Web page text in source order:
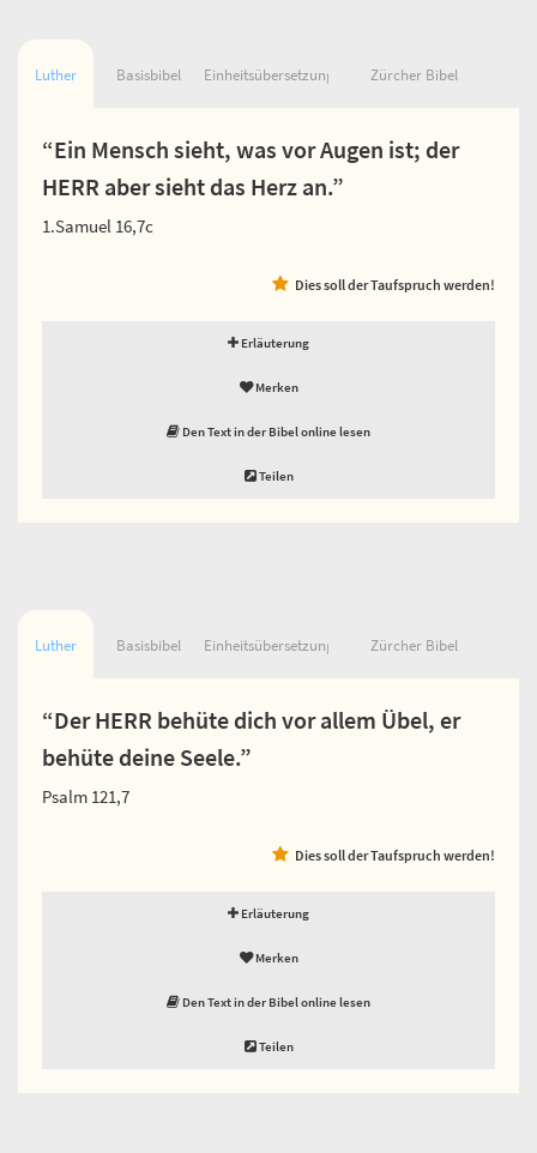
Luther Basisbibel Einheitsübersetzung Zürcher Bibel
“Ein Mensch sieht, was vor Augen ist; der
HERR aber sieht das Herz an.”
1.Samuel 16,7c
Dies soll der Taufspruch werden!
Erläuterung
Merken
Den Text in der Bibel online lesen
Teilen
Luther Basisbibel Einheitsübersetzung Zürcher Bibel
“Der HERR behüte dich vor allem Übel, er
behüte deine Seele.”
Psalm 121,7
Dies soll der Taufspruch werden!
Erläuterung
Merken
Den Text in der Bibel online lesen
Teilen